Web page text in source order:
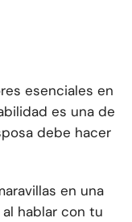
esenciales en
es una de
debe hacer
en una
hablar con tu